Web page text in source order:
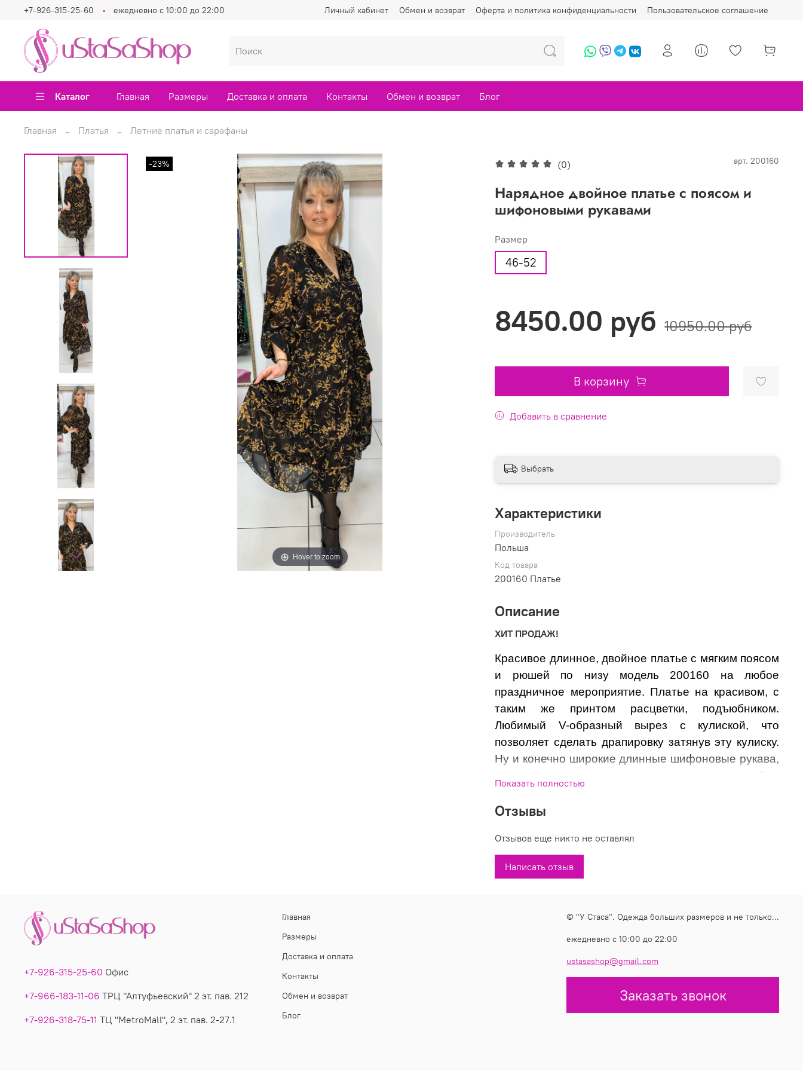
Личный кабинет Обмен и возврат Оферта и политика конфиденциальности Пользовательское соглашение
+7-926-315-25-60 ежедневно с 10:00 до 22:00
Каталог Главная Размеры Доставка и оплата Контакты Обмен и возврат Блог
Главная Платья Летние платья и сарафаны
Hover to zoom
-23% (0) арт. 200160
Нарядное двойное платье с поясом и
шифоновыми рукавами
Размер
46-52
8450.00 руб 10950.00 руб
В корзину
Добавить в сравнение
Выбрать
Характеристики
Производитель
Польша
Код товара
200160 Платье
Описание
ХИТ ПРОДАЖ!
Красивое длинное, двойное платье с мягким поясом
и рюшей по низу модель 200160 на любое
праздничное мероприятие. Платье на красивом, с
таким же принтом расцветки, подъюбником.
Любимый V-образный вырез с кулиской, что
позволяет сделать драпировку затянув эту кулиску.
Ну и конечно широкие длинные шифоновые рукава,
предпочитающих достойное качество и доступную
Состав: 98%полиамид,2%эластан
Производитель: Польша
200160 в магазинах У Стаса. Платье модель 200160: описание,
фото, состав, производитель.
Показать полностью
Отзывы
Отзывов еще никто не оставлял
Написать отзыв
Главная
Размеры
Доставка и оплата
Контакты
Обмен и возврат
Блог
© "У Стаса". Одежда больших размеров и не только...
ежедневно с 10:00 до 22:00
ustasashop@gmail.com
Заказать звонок
+7-926-315-25-60 Офис
+7-966-183-11-06 ТРЦ "Алтуфьевский" 2 эт. пав. 212
+7-926-318-75-11 ТЦ "MetroMall", 2 эт. пав. 2-27.1